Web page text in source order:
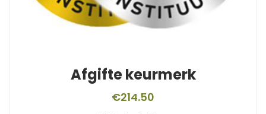
Afgifte keurmerk
€214.50